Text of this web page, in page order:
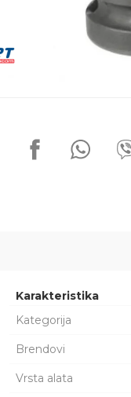
Karakteristika
Kategorija
Brendovi
Vrsta alata